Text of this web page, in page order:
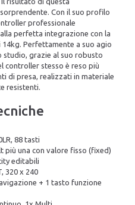
Con il suo profilo
professionale
perfetta integrazione con la
14kg. Perfettamente a suo agio
studio, grazie al suo robusto
controller stesso è reso più
di presa, realizzati in materiale
resistenti.
88 tasti
più una con valore fisso (fixed)
editabili
320 x 240
+ 1 tasto funzione